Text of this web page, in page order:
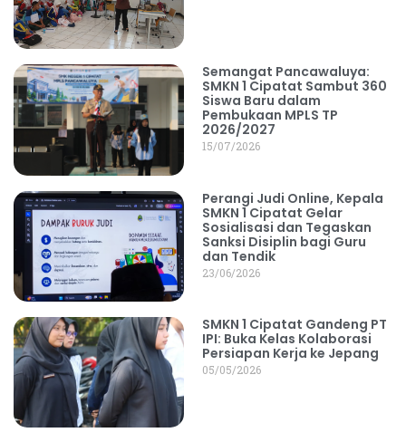
Semangat Pancawaluya:
SMKN 1 Cipatat Sambut 360
Siswa Baru dalam
Pembukaan MPLS TP
2026/2027
15/07/2026
Perangi Judi Online, Kepala
SMKN 1 Cipatat Gelar
Sosialisasi dan Tegaskan
Sanksi Disiplin bagi Guru
dan Tendik
23/06/2026
SMKN 1 Cipatat Gandeng PT
IPI: Buka Kelas Kolaborasi
Persiapan Kerja ke Jepang
05/05/2026